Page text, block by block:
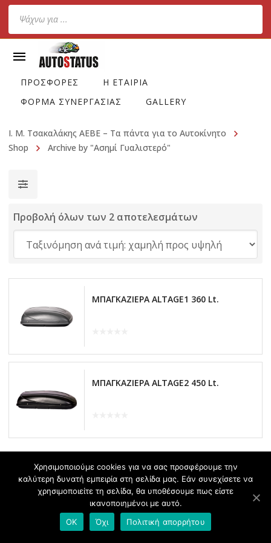
Products
search
ΠΡΟΣΦΟΡΕΣ
Η ΕΤΑΙΡΙΑ
ΦΟΡΜΑ ΣΥΝΕΡΓΑΣΙΑΣ
GALLERY
Ι. Μ. Τσακαλάκης ΑΕΒΕ – Τα πάντα για το Αυτοκίνητο
Shop
Archive by "Ασημί Γυαλιστερό"
Προβολή όλων των 2 αποτελεσμάτων
ΜΠΑΓΚΑΖΙΕΡΑ ALTAGE1 360 Lt.
ΜΠΑΓΚΑΖΙΕΡΑ ALTAGE2 450 Lt.
Χρησιμοποιούμε cookies για να σας προσφέρουμε την
καλύτερη δυνατή εμπειρία στη σελίδα μας. Εάν συνεχίσετε να
χρησιμοποιείτε τη σελίδα, θα υποθέσουμε πως είστε
ικανοποιημένοι με αυτό.
OK
Όχι Πολιτική απορρήτου